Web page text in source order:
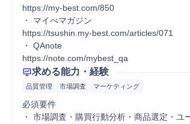
https://my-best.com/850
・ マイべマガジン
https://tsushin.my-best.com/articles/071
・ QAnote
https://note.com/mybest_qa
求める能力・経験
品質管理 市場調査 マーケティング
必須要件
・ 市場調査・購買行動分析・商品選定・